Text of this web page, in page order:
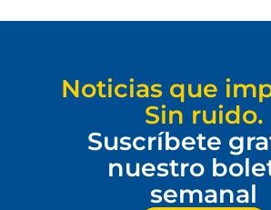
Noticias que
Sin ruido.
Suscríbete
nuestro
semanal